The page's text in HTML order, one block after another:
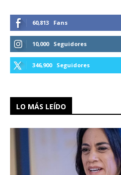
60,813 Fans
10,000 Seguidores
346,900 Seguidores
LO MÁS LEÍDO